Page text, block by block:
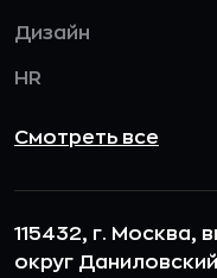
Дизайн
HR
Смотреть все
115432, г. Москва,
округ